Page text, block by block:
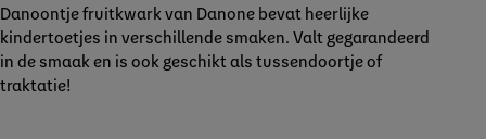
Danoontje fruitkwark van Danone bevat heerlijke
kindertoetjes in verschillende smaken. Valt gegarandeerd
in de smaak en is ook geschikt als tussendoortje of
traktatie!